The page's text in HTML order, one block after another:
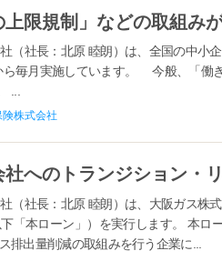
（社長：北原 睦朗）は、全国の中小
毎月実施しています。 今般、「働
...
株式会社
（社長：北原 睦朗）は、大阪ガス株
「本ローン」）を実行します。 本ロ
排出量削減の取組みを行う企業に...